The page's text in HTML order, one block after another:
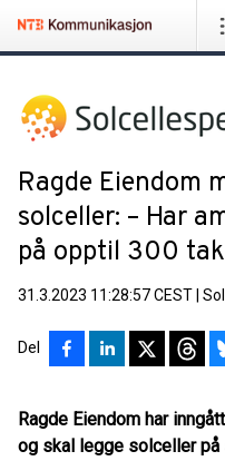
Ragde Eiendom
solceller: – Har
på opptil 300 tak
31.3.2023 11:28:57 CEST
Del
Ragde Eiendom har
og skal legge solceller på